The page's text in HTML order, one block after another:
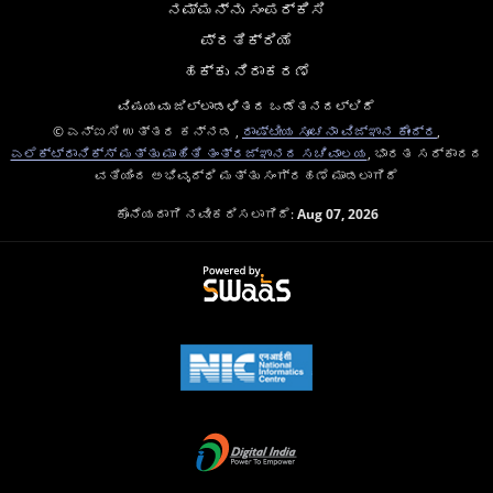
ನಮ್ಮನ್ನು ಸಂಪರ್ಕಿಸಿ
ಪ್ರತಿಕ್ರಿಯೆ
ಹಕ್ಕು ನಿರಾಕರಣೆ
ವಿಷಯವು ಜಿಲ್ಲಾಡಳಿತದ ಒಡೆತನದಲ್ಲಿದೆ
© ಎನ್ಐಸಿ ಉತ್ತರ ಕನ್ನಡ ,
ರಾಷ್ಟೀಯ ಸೂಚನಾ ವಿಜ್ಞಾನ ಕೇಂದ್ರ
ಎಲೆಕ್ಟ್ರಾನಿಕ್ಸ್ ಮತ್ತು ಮಾಹಿತಿ ತಂತ್ರಜ್ಞಾನದ ಸಚಿವಾಲಯ , ಭಾರತ ಸರ್ಕಾರದ
ವತಿಯಿಂದ ಅಭಿವೃದ್ಧಿ ಮತ್ತು ಸಂಗ್ರಹಣೆ ಮಾಡಲಾಗಿದೆ
ಕೊನೆಯದಾಗಿ ನವೀಕರಿಸಲಾಗಿದೆ:Aug 07, 2026